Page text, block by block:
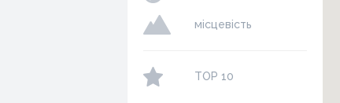
місцевість
TOP 10